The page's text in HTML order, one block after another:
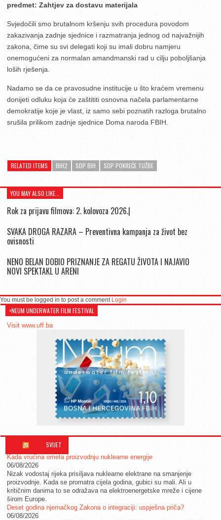
predmet: Zahtjev za dostavu materijala
Svjedočili smo brutalnom kršenju svih procedura povodom
zakazivanja zadnje sjednice i razmatranja jednog od najvažnijih
zakona, čime su svi delegati koji su imali dobru namjeru
onemogućeni za normalan amandmanski rad u cilju poboljšanja
loših rješenja.
Nadamo se da ce pravosudne institucije u što kraćem vremenu
donijeti odluku koja će zaštititi osnovna načela parlamentarne
demokratije koje je vlast, iz samo sebi poznatih razloga brutalno
srušila prilikom zadnje sjednice Doma naroda FBIH.
RELATED ITEMS BIH2 SDP BIH SDP POKREĆE TUŽBE
YOU MAY ALSO LIKE...
Rok za prijavu filmova: 2. kolovoza 2026.|
SVAKA DROGA RAZARA – Preventivna kampanja za život bez
ovisnosti
NENO BELAN DOBIO PRIZNANJE ZA REGATU ŽIVOTA I NAJAVIO
NOVI SPEKTAKL U ARENI
You must be logged in to post a comment Login
>NEUM UNDERWATER FILM FESTIVAL
Visit www.uff.ba
SVIJET
Kada vrućina ometa proizvodnju nuklearne energije
06/08/2026
Nizak vodostaj rijeka prisiljava nuklearne elektrane na smanjenje
proizvodnje. Kada se promatra cijela godina, gubici su mali. Ali u
kritičnim danima to se odražava na elektroenergetske mreže i cijene
širom Europe.
Deset godina njemačkog Zakona o integraciji: uspješna priča?
06/08/2026